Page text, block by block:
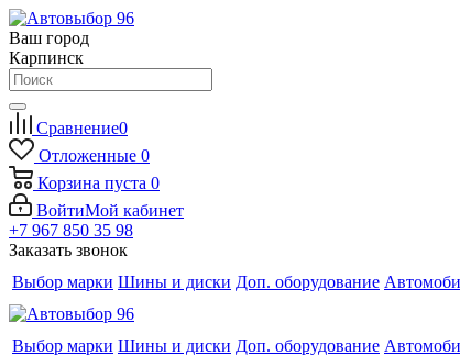
Ваш город
Карпинск
Сравнение0
Отложенные 0
Корзина пуста 0
ВойтиМой кабинет
+7 967 850 35 98
Заказать звонок
Выбор марки Шины и диски Доп. оборудование
Выбор марки Шины и диски Доп. оборудование